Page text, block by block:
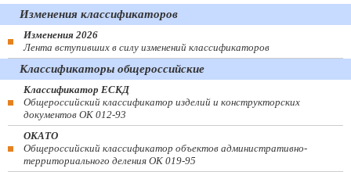
Изменения классификаторов
Изменения 2026
Лента вступивших в силу изменений классификаторов
Классификаторы общероссийские
Классификатор ЕСКД
Общероссийский классификатор изделий и конструкторских
документов ОК 012-93
ОКАТО
Общероссийский классификатор объектов административно-
территориального деления ОК 019-95